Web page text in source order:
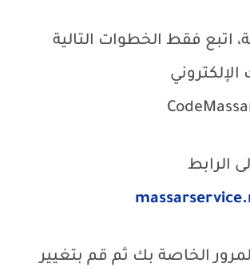
اتبع فقط الخطوات التالية
الرابط
الخاصة بك ثم قم بتغيير